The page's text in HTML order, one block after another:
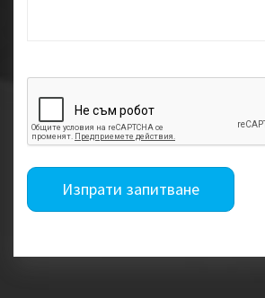
Изпрати запитване